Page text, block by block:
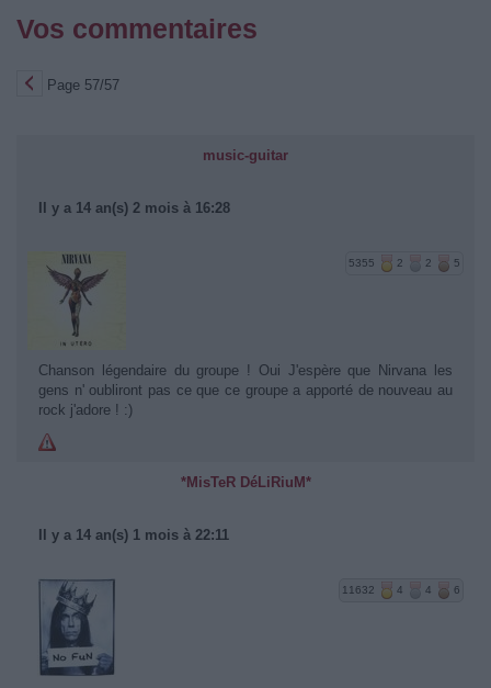
Vos commentaires
Page 57/57
music-guitar
Il y a 14 an(s) 2 mois à 16:28
5355 2 2 5
Chanson légendaire du groupe ! Oui J'espère que Nirvana les
gens n' oubliront pas ce que ce groupe a apporté de nouveau au
rock j'adore ! :)
*MisTeR DéLiRiuM*
Il y a 14 an(s) 1 mois à 22:11
11632 4 4 6